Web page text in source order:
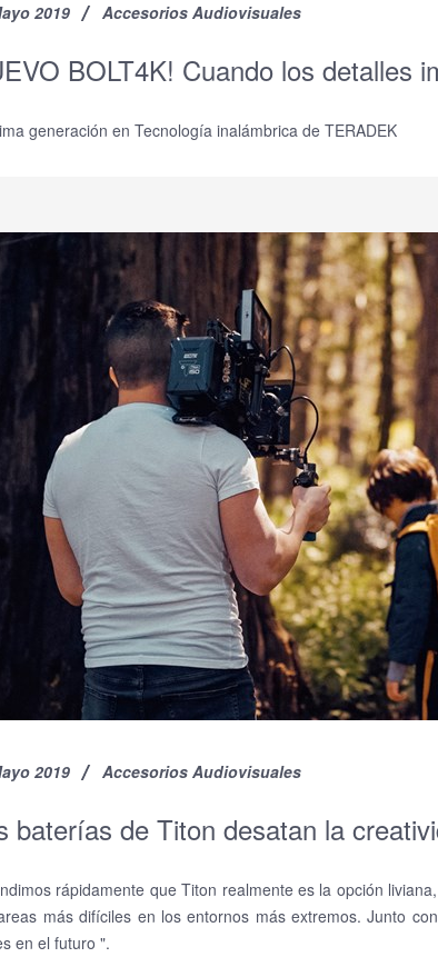
2019 Accesorios Audiovisuales
BOLT4K! Cuando los detalles
generación en Tecnología inalámbrica de TERADEK
2019 Accesorios Audiovisuales
baterías de Titon desatan la
rápidamente que Titon realmente es la opción
más difíciles en los entornos más extremos. Junto
en el futuro ".